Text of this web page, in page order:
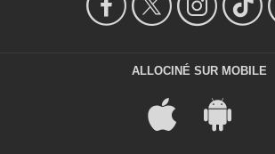
ALLOCINÉ SUR MOBILE